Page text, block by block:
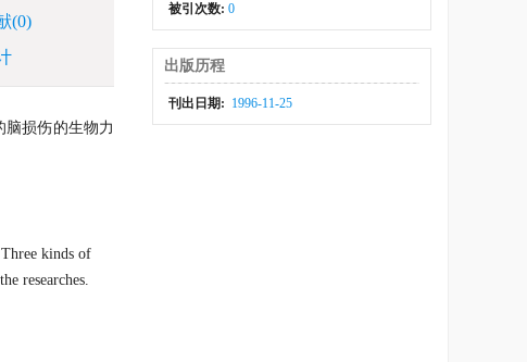
(0)
损伤的生物力
kinds of
researches.
被引次数:0
出版历程
刊出日期: 1996-11-25